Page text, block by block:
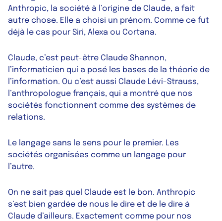
Anthropic, la société à l’origine de Claude, a fait
autre chose. Elle a choisi un prénom. Comme ce fut
déjà le cas pour Siri, Alexa ou Cortana.
Claude, c’est peut-être Claude Shannon,
l’informaticien qui a posé les bases de la théorie de
l’information. Ou c’est aussi Claude Lévi-Strauss,
l’anthropologue français, qui a montré que nos
sociétés fonctionnent comme des systèmes de
relations.
Le langage sans le sens pour le premier. Les
sociétés organisées comme un langage pour
l’autre.
On ne sait pas quel Claude est le bon. Anthropic
s’est bien gardée de nous le dire et de le dire à
Claude d’ailleurs. Exactement comme pour nos